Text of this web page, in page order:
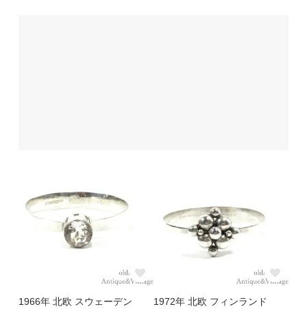
1966年 北欧 スウェーデン
1972年 北欧 フィンランド